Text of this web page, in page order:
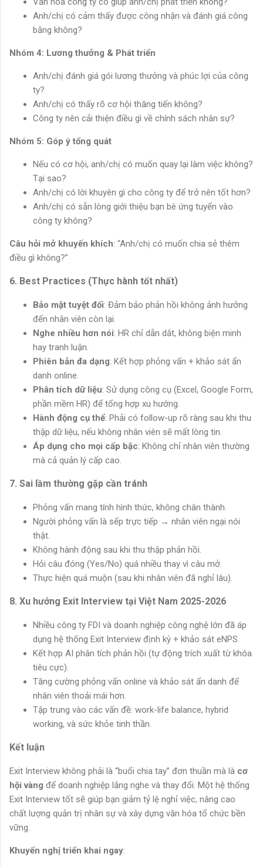
Anh/chị có cảm thấy được công nhận và đánh giá công
bằng không?
Nhóm 4: Lương thưởng & Phát triển
Anh/chị đánh giá gói lương thưởng và phúc lợi của công
ty?
Anh/chị có thấy rõ cơ hội thăng tiến không?
Công ty nên cải thiện điều gì về chính sách nhân sự?
Nhóm 5: Góp ý tổng quát
Nếu có cơ hội, anh/chị có muốn quay lại làm việc không?
Tại sao?
Anh/chị có lời khuyên gì cho công ty để trở nên tốt hơn?
Anh/chị có sẵn lòng giới thiệu bạn bè ứng tuyển vào
công ty không?
Câu hỏi mở khuyến khích: “Anh/chị có muốn chia sẻ thêm
điều gì không?”
6. Best Practices (Thực hành tốt nhất)
Bảo mật tuyệt đối: Đảm bảo phản hồi không ảnh hưởng
đến nhân viên còn lại.
Nghe nhiều hơn nói: HR chỉ dẫn dắt, không biện minh
hay tranh luận.
Phiên bản đa dạng: Kết hợp phỏng vấn + khảo sát ẩn
danh online.
Phân tích dữ liệu: Sử dụng công cụ (Excel, Google Form,
phần mềm HR) để tổng hợp xu hướng.
Hành động cụ thể: Phải có follow-up rõ ràng sau khi thu
thập dữ liệu, nếu không nhân viên sẽ mất lòng tin.
Áp dụng cho mọi cấp bậc: Không chỉ nhân viên thường
mà cả quản lý cấp cao.
7. Sai lầm thường gặp cần tránh
Phỏng vấn mang tính hình thức, không chân thành.
Người phỏng vấn là sếp trực tiếp → nhân viên ngại nói
thật.
Không hành động sau khi thu thập phản hồi.
Hỏi câu đóng (Yes/No) quá nhiều thay vì câu mở.
Thực hiện quá muộn (sau khi nhân viên đã nghỉ lâu).
8. Xu hướng Exit Interview tại Việt Nam 2025-2026
Nhiều công ty FDI và doanh nghiệp công nghệ lớn đã áp
dụng hệ thống Exit Interview định kỳ + khảo sát eNPS.
Kết hợp AI phân tích phản hồi (tự động trích xuất từ khóa
tiêu cực).
Tăng cường phỏng vấn online và khảo sát ẩn danh để
nhân viên thoải mái hơn.
Tập trung vào các vấn đề: work-life balance, hybrid
working, và sức khỏe tinh thần.
Kết luận
Exit Interview không phải là “buổi chia tay” đơn thuần mà là cơ
hội vàng để doanh nghiệp lắng nghe và thay đổi. Một hệ thống
Exit Interview tốt sẽ giúp bạn giảm tỷ lệ nghỉ việc, nâng cao
chất lượng quản trị nhân sự và xây dựng văn hóa tổ chức bền
vững.
Khuyến nghị triển khai ngay: